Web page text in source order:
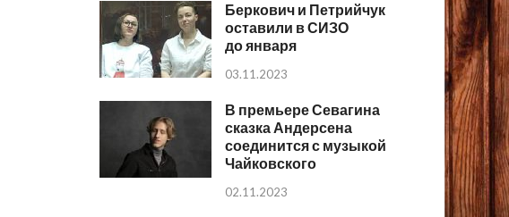
Беркович и Петрийчук
оставили в СИЗО
до января
03.11.2023
В премьере Севагина
сказка Андерсена
соединится с музыкой
Чайковского
02.11.2023